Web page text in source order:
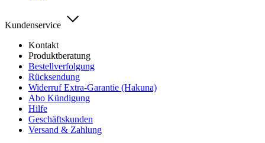
Kundenservice
Kontakt
Produktberatung
Bestellverfolgung
Rücksendung
Widerruf Extra-Garantie (Hakuna)
Abo Kündigung
Hilfe
Geschäftskunden
Versand & Zahlung